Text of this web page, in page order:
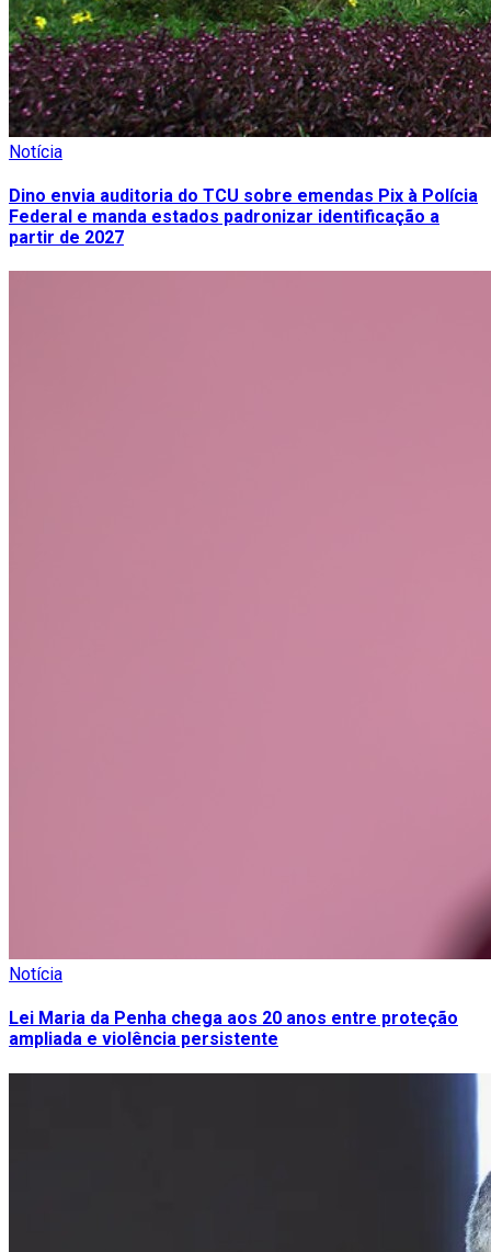
Notícia
Dino envia auditoria do TCU sobre emendas Pix à Polícia
Federal e manda estados padronizar identificação a
partir de 2027
Notícia
Lei Maria da Penha chega aos 20 anos entre proteção
ampliada e violência persistente